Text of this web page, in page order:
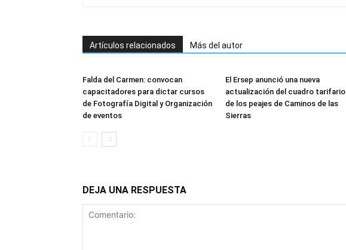
Artículos relacionados Más del autor
Falda del Carmen: convocan
capacitadores para dictar cursos
de Fotografía Digital y Organización
de eventos
El Ersep anunció una nueva
actualización del cuadro tarifario
de los peajes de Caminos de las
Sierras
DEJA UNA RESPUESTA